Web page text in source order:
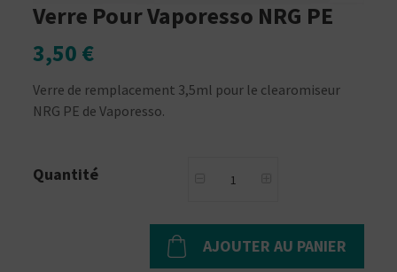
Verre Pour Vaporesso NRG PE
3,50 €
Verre de remplacement 3,5ml pour le clearomiseur
NRG PE de Vaporesso.
Quantité
AJOUTER AU PANIER